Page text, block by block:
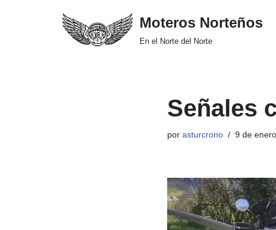
Moteros Norteños
En el Norte del Norte
Señales
por asturcrono 9 de